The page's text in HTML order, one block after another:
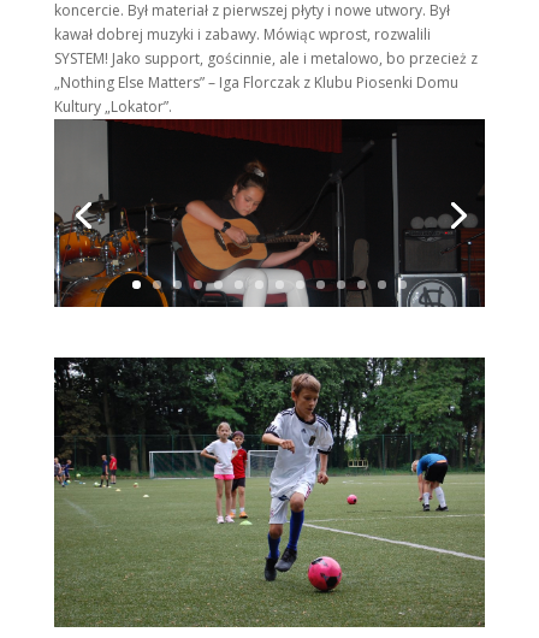
koncercie. Był materiał z pierwszej płyty i nowe utwory. Był
kawał dobrej muzyki i zabawy. Mówiąc wprost, rozwalili
SYSTEM! Jako support, gościnnie, ale i metalowo, bo przecież z
„Nothing Else Matters” – Iga Florczak z Klubu Piosenki Domu
Kultury „Lokator”.